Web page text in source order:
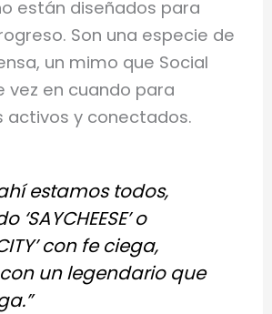
están diseñados para
Son una especie de
un mimo que Social
vez en cuando para
activos y conectados.
estamos todos,
‘SAYCHEESE’ o
con fe ciega,
un legendario que